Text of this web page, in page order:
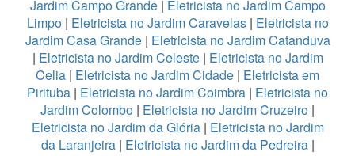
Jardim Campo Grande| Eletricista no Jardim Campo
Limpo| Eletricista no Jardim Caravelas| Eletricista no
Jardim Casa Grande| Eletricista no Jardim Catanduva
| Eletricista no Jardim Celeste| Eletricista no Jardim
Celia | Eletricista no Jardim Cidade | Eletricista em
Pirituba | Eletricista no Jardim Coimbra | Eletricista no
Jardim Colombo | Eletricista no Jardim Cruzeiro |
Eletricista no Jardim da Glória| Eletricista no Jardim
da Laranjeira| Eletricista no Jardim da Pedreira|